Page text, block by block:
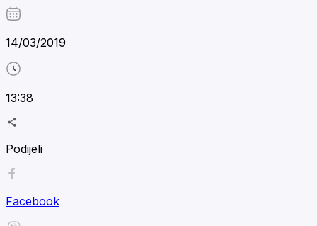
14/03/2019
13:38
Podijeli
Facebook